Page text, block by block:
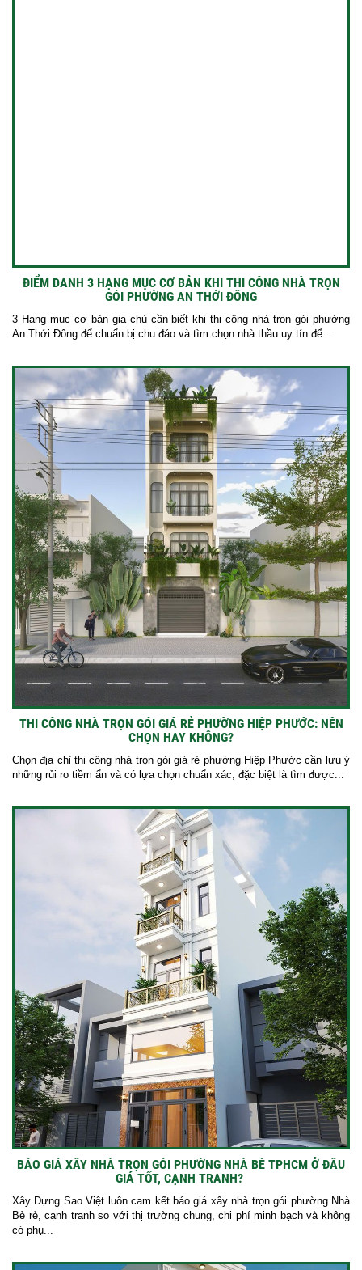
ĐIỂM DANH 3 HẠNG MỤC CƠ BẢN KHI THI CÔNG NHÀ TRỌN
GÓI PHƯỜNG AN THỚI ĐÔNG
3 Hạng mục cơ bản gia chủ cần biết khi thi công nhà trọn gói phường
An Thới Đông để chuẩn bị chu đáo và tìm chọn nhà thầu uy tín để...
THI CÔNG NHÀ TRỌN GÓI GIÁ RẺ PHƯỜNG HIỆP PHƯỚC: NÊN
CHỌN HAY KHÔNG?
Chọn địa chỉ thi công nhà trọn gói giá rẻ phường Hiệp Phước cần lưu ý
những rủi ro tiềm ẩn và có lựa chọn chuẩn xác, đặc biệt là tìm được...
BÁO GIÁ XÂY NHÀ TRỌN GÓI PHƯỜNG NHÀ BÈ TPHCM Ở ĐÂU
GIÁ TỐT, CẠNH TRANH?
Xây Dựng Sao Việt luôn cam kết báo giá xây nhà trọn gói phường Nhà
Bè rẻ, cạnh tranh so với thị trường chung, chi phí minh bạch và không
có phụ...